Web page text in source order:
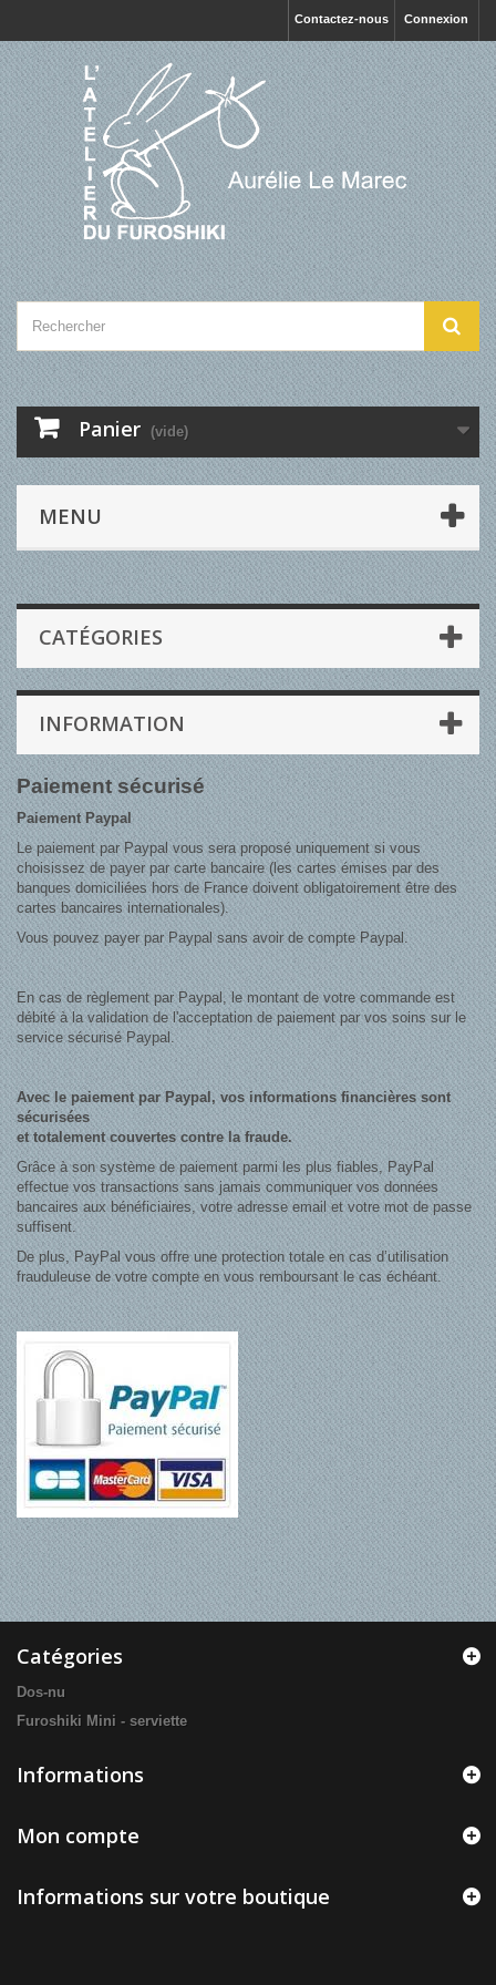
Connexion
Contactez-nous
Panier (vide)
MENU
CATÉGORIES
INFORMATION
Paiement sécurisé
Paiement Paypal
Le paiement par Paypal vous sera proposé uniquement si vous
choisissez de payer par carte bancaire (les cartes émises par des
banques domiciliées hors de France doivent obligatoirement être des
cartes bancaires internationales).
Vous pouvez payer par Paypal sans avoir de compte Paypal.
En cas de règlement par Paypal, le montant de votre commande est
débité à la validation de l'acceptation de paiement par vos soins sur le
service sécurisé Paypal.
Avec le paiement par Paypal, vos informations financières sont
sécurisées
et totalement couvertes contre la fraude.
Grâce à son système de paiement parmi les plus fiables, PayPal
effectue vos transactions sans jamais communiquer vos données
bancaires aux bénéficiaires, votre adresse email et votre mot de passe
suffisent.
De plus, PayPal vous offre une protection totale en cas d’utilisation
frauduleuse de votre compte en vous remboursant le cas échéant.
Catégories
Dos-nu
Furoshiki Mini - serviette
Informations
Mon compte
Informations sur votre boutique